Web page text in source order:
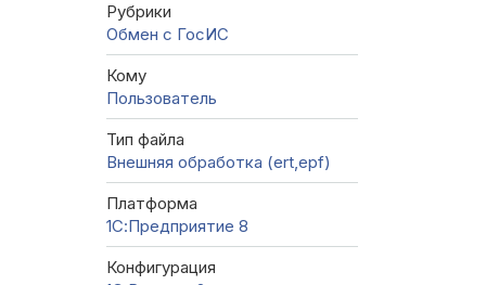
Рубрики
Обмен с ГосИС
Кому
Пользователь
Тип файла
Внешняя обработка (ert,epf)
Платформа
1С:Предприятие 8
Конфигурация